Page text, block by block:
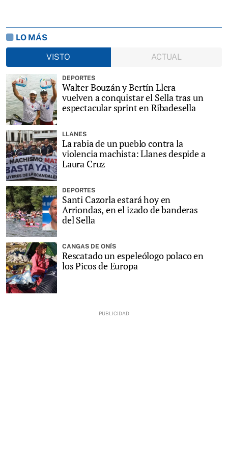
LO MÁS
VISTO
ACTUAL
DEPORTES
Walter Bouzán y Bertín Llera
vuelven a conquistar el Sella tras un
espectacular sprint en Ribadesella
LLANES
La rabia de un pueblo contra la
violencia machista: Llanes despide a
Laura Cruz
DEPORTES
Santi Cazorla estará hoy en
Arriondas, en el izado de banderas
del Sella
CANGAS DE ONÍS
Rescatado un espeleólogo polaco en
los Picos de Europa